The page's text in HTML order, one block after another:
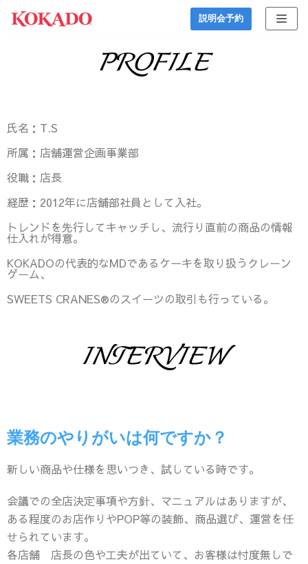
コ
ス
ッ
プ
説明会予約
PROFILE
氏名：T.S
所属：店舗運営企画事業部
役職：店長
経歴： 2012年に店舗部社員として入社。
トレンドを先行してキャッチし、流行り直前の商品の情報
仕入れが得意。
KOKADOの代表的なMDであるケーキを取り扱うクレーン
ゲーム、
SWEETS CRANES®︎のスイーツの取引も行っている。
INTERVIEW
業務のやりがいは何ですか？
新しい商品や仕様を思いつき、試している時です。
会議での全店決定事項や方針、マニュアルはありますが、
ある程度のお店作りやPOP等の装飾、商品選び、運営を任
せられています。
各店舗 店長の色や工夫が出ていて、お客様は忖度無しで